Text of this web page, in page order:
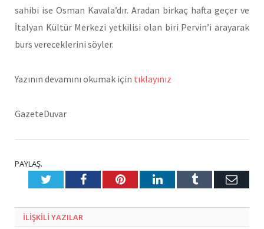
sahibi ise Osman Kavala’dır. Aradan birkaç hafta geçer ve
İtalyan Kültür Merkezi yetkilisi olan biri Pervin’i arayarak
burs vereceklerini söyler.
Yazının devamını okumak için tıklayınız
GazeteDuvar
PAYLAŞ.
TwitterFacebookPinterestLinkedInTumblr E-
ILIŞKILI YAZILAR